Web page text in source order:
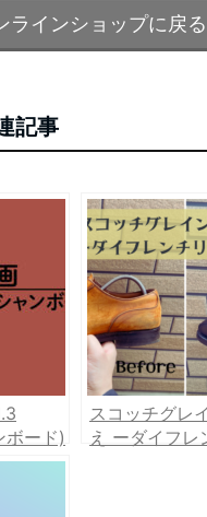
ラインショップに戻る
記事
ード)
スコッチグレ
え ーダイフレ